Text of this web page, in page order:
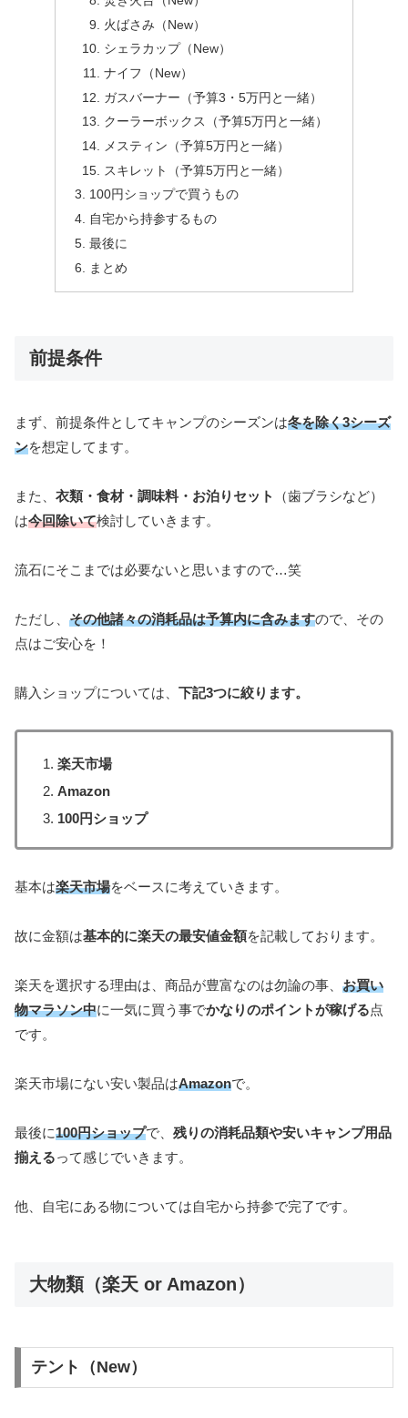
火ばさみ（New）
シェラカップ（New）
ナイフ（New）
ガスバーナー（予算3・5万円と一緒）
クーラーボックス（予算5万円と一緒）
メスティン（予算5万円と一緒）
スキレット（予算5万円と一緒）
100円ショップで買うもの
自宅から持参するもの
最後に
まとめ
前提条件
まず、前提条件としてキャンプのシーズンは冬を除く3シーズ
ンを想定してます。
また、 衣類・食材・調味料・お泊りセット
（歯ブラシなど）
は今回除いて検討していきます。
流石にそこまでは必要ないと思いますので…笑
ただし、 その他諸々の消耗品は予算内に含みますので、その
点はご安心を！
購入ショップについては、 下記3つに絞ります。
楽天市場
Amazon
100円ショップ
基本は楽天市場をベースに考えていきます。
故に金額は基本的に楽天の最安値金額を記載しております。
楽天を選択する理由は、商品が豊富なのは勿論の事、 お買い
物マラソン中に一気に買う事でかなりのポイントが稼げる点
です。
楽天市場にない安い製品はAmazonで。
最後に100円ショップで、 残りの消耗品類や安いキャンプ用品
揃えるって感じでいきます。
他、自宅にある物については自宅から持参で完了です。
大物類（楽天 or Amazon）
テント（New）